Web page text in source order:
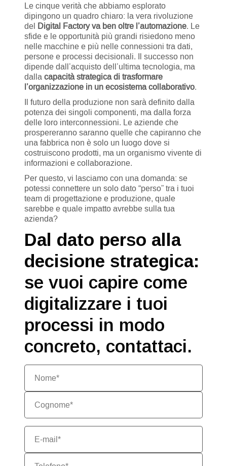
Le cinque verità che abbiamo esplorato
dipingono un quadro chiaro: la vera rivoluzione
del Digital Factory va ben oltre l’automazione. Le
sfide e le opportunità più grandi risiedono meno
nelle macchine e più nelle connessioni tra dati,
persone e processi decisionali. Il successo non
dipende dall’acquisto dell’ultima tecnologia, ma
dallacapacità strategica di trasformare
l’organizzazione in un ecosistema collaborativo.
Il futuro della produzione non sarà definito dalla
potenza dei singoli componenti, ma dalla forza
delle loro interconnessioni. Le aziende che
prospereranno saranno quelle che capiranno che
una fabbrica non è solo un luogo dove si
costruiscono prodotti, ma un organismo vivente di
informazioni e collaborazione.
Per questo, vi lasciamo con una domanda: se
potessi connettere un solo dato “perso” tra i tuoi
team di progettazione e produzione, quale
sarebbe e quale impatto avrebbe sulla tua
azienda?
Dal dato perso alla
decisione strategica:
se vuoi capire come
digitalizzare i tuoi
processi in modo
concreto, contattaci.